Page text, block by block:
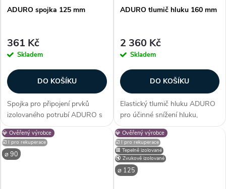
ADURO spojka 125 mm
361 Kč
Skladem
DO KOŠÍKU
Spojka pro připojení prvků
izolovaného potrubí ADURO s
vnitřním průměrem 125 mm.
Na obou stranách je spojka
opatřena těsněním. Díky využití
technologie OneClick známé
ADURO tlumič hluku 160 mm
2 360 Kč
Skladem
DO KOŠÍKU
Elastický tlumič hluku ADURO
pro účinné snížení hluku,
určený pro instalaci na přípojky
přívodu a odvodu vzduchu v
rekuperačních jednotkách o
průměru 160 mm. Vnitřní
povrch z...
⌀ 90
💎 Ověřený výrobce
☑️ I pro rekuperace
⌀ 125
💎 Ověřený výrobce
🟥 Tepelně izolované
🔇 Zvukově izolované
☑️ I pro rekuperace